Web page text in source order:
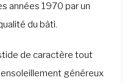
années 1970 par un
du bâti.
de caractère tout
généreux